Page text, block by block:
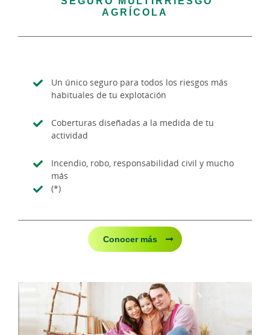
AGRÍCOLA
Un único seguro para todos los riesgos más
habituales de tu explotación
Coberturas diseñadas a la medida de tu
actividad
Incendio, robo, responsabilidad civil y mucho
más
(*)
Conocer más